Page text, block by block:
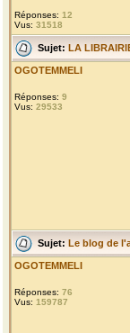
Réponses: 12
Vus: 31518
Sujet: LA
OGOTEMMELI
Réponses: 9
Vus: 29533
Sujet: Le blog de
OGOTEMMELI
Réponses: 76
Vus: 159787